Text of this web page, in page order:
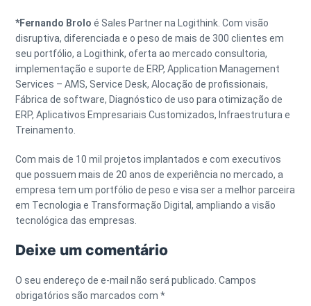
*Fernando Brolo é Sales Partner na Logithink. Com visão
disruptiva, diferenciada e o peso de mais de 300 clientes em
seu portfólio, a Logithink, oferta ao mercado consultoria,
implementação e suporte de ERP, Application Management
Services – AMS, Service Desk, Alocação de profissionais,
Fábrica de software, Diagnóstico de uso para otimização de
ERP, Aplicativos Empresariais Customizados, Infraestrutura e
Treinamento.
Com mais de 10 mil projetos implantados e com executivos
que possuem mais de 20 anos de experiência no mercado, a
empresa tem um portfólio de peso e visa ser a melhor parceira
em Tecnologia e Transformação Digital, ampliando a visão
tecnológica das empresas.
Deixe um comentário
O seu endereço de e-mail não será publicado. Campos
obrigatórios são marcados com*